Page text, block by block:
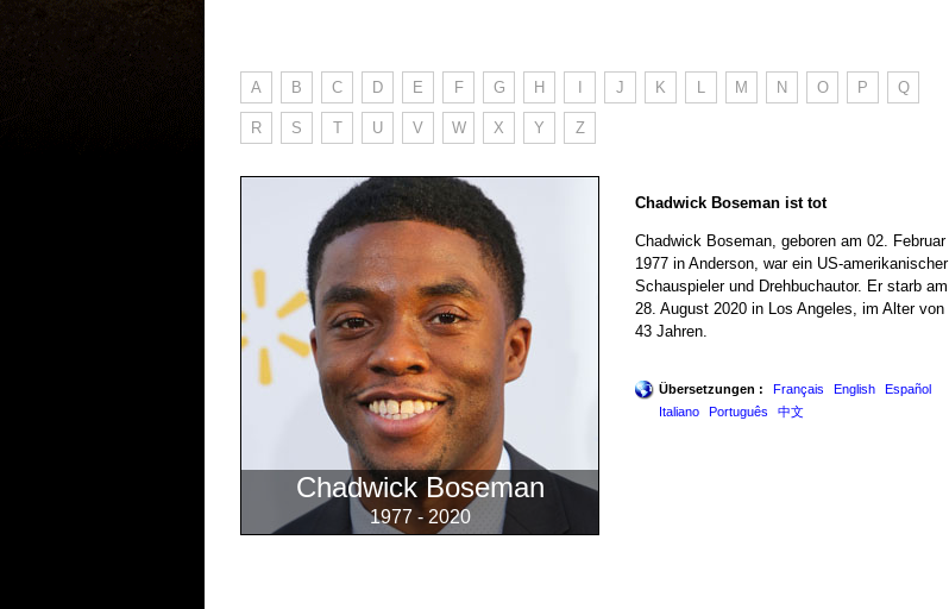
A B C D E F G H J K L M N O P Q
R S T U V W X Y Z
Chadwick Boseman
1977 - 2020
Chadwick Boseman ist tot
Chadwick Boseman, geboren am 02. Februar
1977 in Anderson, war ein US-amerikanischer
Schauspieler und Drehbuchautor. Er starb am
28. August 2020 in Los Angeles, im Alter von
43 Jahren.
Übersetzungen : Français English
Español
Italiano
Português 中文